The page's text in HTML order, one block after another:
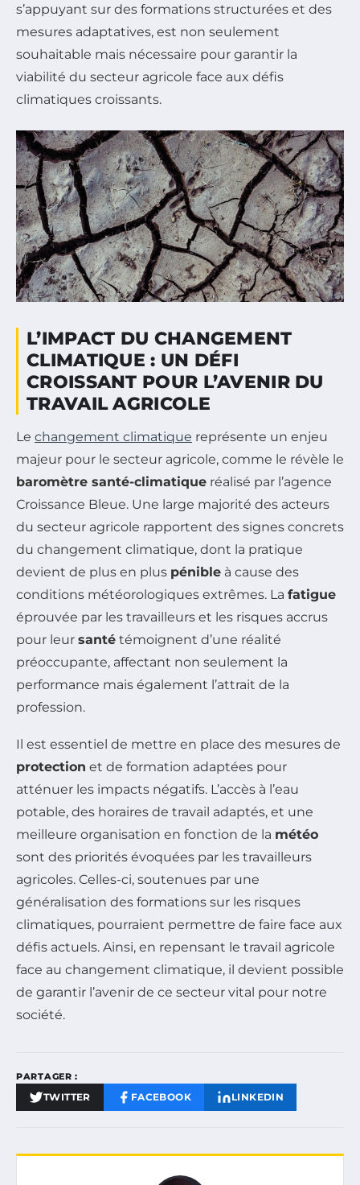
s’appuyant sur des formations structurées et des
mesures adaptatives, est non seulement
souhaitable mais nécessaire pour garantir la
viabilité du secteur agricole face aux défis
climatiques croissants.
L’IMPACT DU CHANGEMENT
CLIMATIQUE : UN DÉFI
CROISSANT POUR L’AVENIR DU
TRAVAIL AGRICOLE
Le changement climatique représente un enjeu
majeur pour le secteur agricole, comme le révèle le
baromètre santé-climatique réalisé par l’agence
Croissance Bleue. Une large majorité des acteurs
du secteur agricole rapportent des signes concrets
du changement climatique, dont la pratique
devient de plus en plus pénible à cause des
conditions météorologiques extrêmes. La fatigue
éprouvée par les travailleurs et les risques accrus
pour leur santé témoignent d’une réalité
préoccupante, affectant non seulement la
performance mais également l’attrait de la
profession.
Il est essentiel de mettre en place des mesures de
protection et de formation adaptées pour
atténuer les impacts négatifs. L’accès à l’eau
potable, des horaires de travail adaptés, et une
meilleure organisation en fonction de la météo
sont des priorités évoquées par les travailleurs
agricoles. Celles-ci, soutenues par une
généralisation des formations sur les risques
climatiques, pourraient permettre de faire face aux
défis actuels. Ainsi, en repensant le travail agricole
face au changement climatique, il devient possible
de garantir l’avenir de ce secteur vital pour notre
société.
PARTAGER :
TWITTER FACEBOOK LINKEDIN